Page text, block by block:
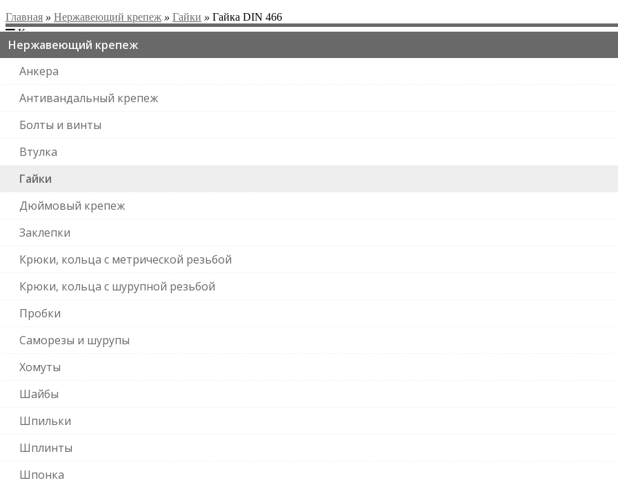
Главная » Нержавеющий крепеж » Гайки » Гайка DIN 466
Категории
Нержавеющий крепеж
Анкера
Антивандальный крепеж
Болты и винты
Втулка
Гайки
Дюймовый крепеж
Заклепки
Крюки, кольца с метрической резьбой
Крюки, кольца с шурупной резьбой
Пробки
Саморезы и шурупы
Хомуты
Шайбы
Шпильки
Шплинты
Шпонка